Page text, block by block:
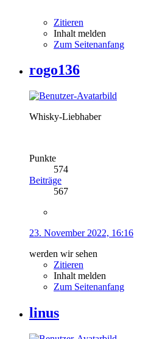
Zitieren
Inhalt melden
Zum Seitenanfang
rogo136
Whisky-Liebhaber
Punkte
574
Beiträge
567
23. November 2022, 16:16
werden wir sehen
Zitieren
Inhalt melden
Zum Seitenanfang
linus